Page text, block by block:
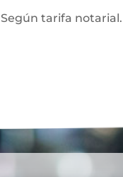
Según tarifa notarial.